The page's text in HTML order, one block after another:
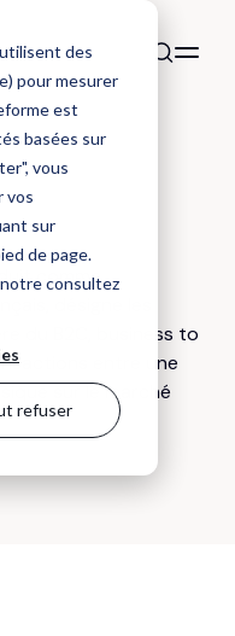
des
pour mesurer
est
basées sur
vous
vos
sur
de page.
consultez
refuser
comme
désigne les
du B2C, business to
entre une
sur le marché